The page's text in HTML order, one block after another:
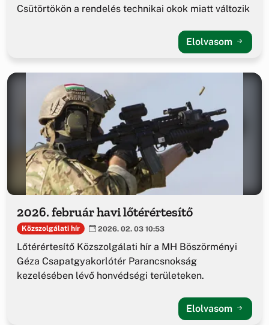
Csütörtökön a rendelés technikai okok miatt változik
Elolvasom
2026. február havi lőtérértesítő
Közszolgálati hír 2026. 02. 03 10:53
Lőtérértesítő Közszolgálati hír a MH Böszörményi
Géza Csapatgyakorlótér Parancsnokság
kezelésében lévő honvédségi területeken.
Elolvasom